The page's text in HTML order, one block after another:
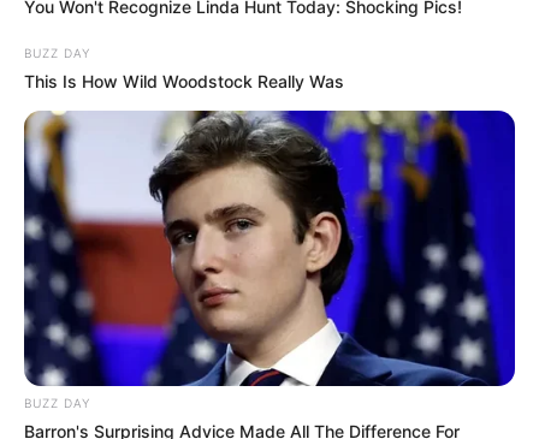
You Won't Recognize Linda Hunt Today: Shocking Pics!
BUZZ DAY
This Is How Wild Woodstock Really Was
BUZZ DAY
Barron's Surprising Advice Made All The Difference For